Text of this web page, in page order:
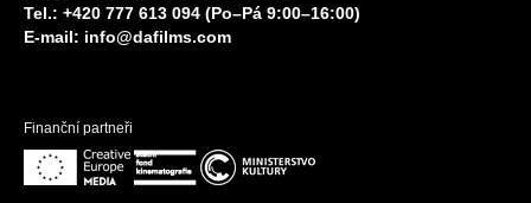
Tel.: +420 777 613 094 (Po–Pá 9:00–16:00)
E-mail: info@dafilms.com
Finanční partneři